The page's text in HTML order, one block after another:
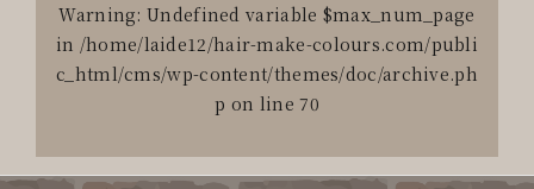
Warning: Undefined variable $max_num_page
in /home/laide12/hair-make-colours.com/publi
c_html/cms/wp-content/themes/doc/archive.ph
p on line70